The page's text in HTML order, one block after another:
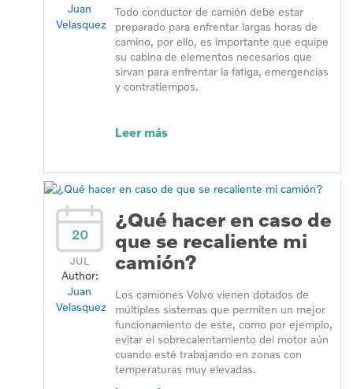
Juan
Velasquez
Todo conductor de camión debe estar
preparado para enfrentar largas horas de
camino, por ello, es importante que equipe
su cabina de elementos necesarios que
sirvan para enfrentar la fatiga, emergencias
y contratiempos.
Leer más
20
JUL
Author:
Juan
Velasquez
¿Qué hacer en caso de
que se recaliente mi
camión?
Los camiones Volvo vienen dotados de
múltiples sistemas que permiten un mejor
funcionamiento de este, como por ejemplo,
evitar el sobrecalentamiento del motor aún
cuando esté trabajando en zonas con
temperaturas muy elevadas.